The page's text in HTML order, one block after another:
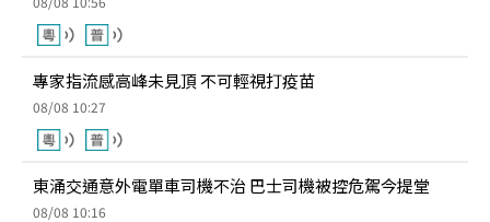
專家指流感高峰未見頂 不可輕視打疫苗
08/08 10:27
東涌交通意外電單車司機不治 巴士司機被控危駕今提堂
08/08 10:16